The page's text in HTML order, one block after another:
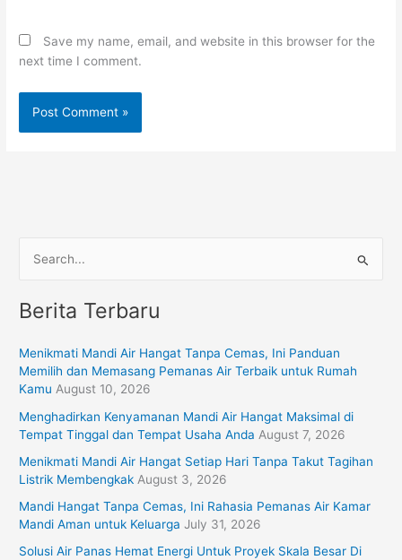
Save my name, email, and website in this browser for the
next time I comment.
a
c
h
o
r
:
Berita Terbaru
Menikmati Mandi Air Hangat Tanpa Cemas, Ini Panduan
Memilih dan Memasang Pemanas Air Terbaik untuk Rumah
Kamu August 10, 2026
Menghadirkan Kenyamanan Mandi Air Hangat Maksimal di
Tempat Tinggal dan Tempat Usaha Anda August 7, 2026
Menikmati Mandi Air Hangat Setiap Hari Tanpa Takut Tagihan
Listrik Membengkak August 3, 2026
Mandi Hangat Tanpa Cemas, Ini Rahasia Pemanas Air Kamar
Mandi Aman untuk Keluarga July 31, 2026
Solusi Air Panas Hemat Energi Untuk Proyek Skala Besar Di